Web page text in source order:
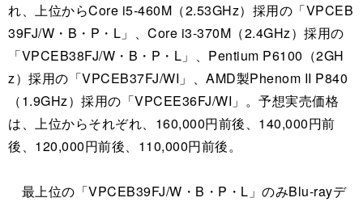
れ、上位からCore i5-460M（2.53GHz）採用の「VPCEB
39FJ/W・B・P・L」、Core i3-370M（2.4GHz）採用の
「VPCEB38FJ/W・B・P・L」、Pentium P6100（2GH
z）採用の「VPCEB37FJ/WI」、AMD製Phenom II P840
（1.9GHz）採用の「VPCEE36FJ/WI」。予想実売価格
は、上位からそれぞれ、160,000円前後、140,000円前
後、120,000円前後、110,000円前後。
最上位の「VPCEB39FJ/W・B・P・L」のみBlu-rayデ